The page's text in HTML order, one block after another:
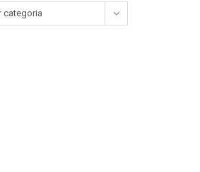
categoria